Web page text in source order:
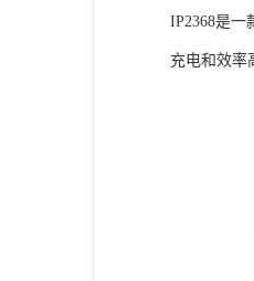
IP2368是一
充电和效率